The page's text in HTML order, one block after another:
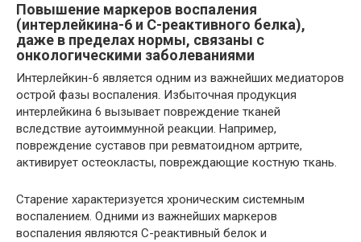
Повышение маркеров воспаления
(интерлейкина-6 и С-реактивного белка),
даже в пределах нормы, связаны с
онкологическими заболеваниями
Интерлейкин-6 является одним из важнейших медиаторов
острой фазы воспаления. Избыточная продукция
интерлейкина 6 вызывает повреждение тканей
вследствие аутоиммунной реакции. Например,
повреждение суставов при ревматоидном артрите,
активирует остеокласты, повреждающие костную ткань.
Старение характеризуется хроническим системным
воспалением. Одними из важнейших маркеров
воспаления являются С-реактивный белок и